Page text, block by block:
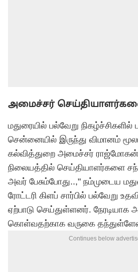
அமைச்சர்
மதுரையில் பல்வேறு
சென்னையில் இருந்து விமானம்
கல்வித்துறை அமைச்சர் ராஜ்மோகன்
நிலையத்தில் செய்தியாளர்களை
அவர் பேசும்போது..," நம்முடைய
ரோட்டரி கிளப் சார்பில் பல்வேறு
ஏற்பாடு செய்துள்ளனர். நேரடியாக
கொள்வதற்காக வருகை
Continues below